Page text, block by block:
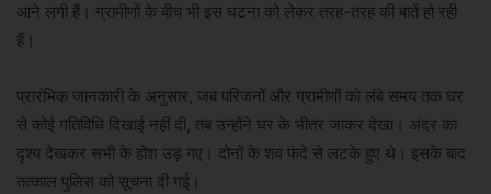
आने लगी हैं। ग्रामीणों के बीच भी इस घटना को लेकर तरह-तरह की बातें हो रही
हैं।
प्रारंभिक जानकारी के अनुसार, जब परिजनों और ग्रामीणों को लंबे समय तक घर
से कोई गतिविधि दिखाई नहीं दी, तब उन्होंने घर के भीतर जाकर देखा। अंदर का
दृश्य देखकर सभी के होश उड़ गए। दोनों के शव फंदे से लटके हुए थे। इसके बाद
तत्काल पुलिस को सूचना दी गई।